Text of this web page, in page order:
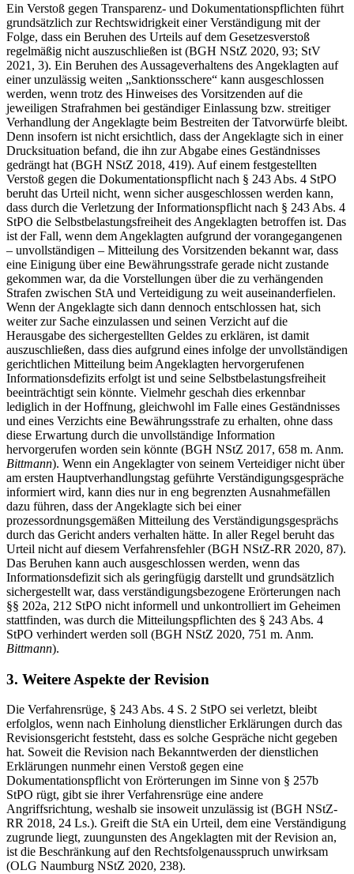
Ein Verstoß gegen Transparenz- und Dokumentationspflichten führt
grundsätzlich zur Rechtswidrigkeit einer Verständigung mit der
Folge, dass ein Beruhen des Urteils auf dem Gesetzesverstoß
regelmäßig nicht auszuschließen ist (BGH NStZ 2020, 93; StV
2021, 3). Ein Beruhen des Aussageverhaltens des Angeklagten auf
einer unzulässig weiten „Sanktionsschere“ kann ausgeschlossen
werden, wenn trotz des Hinweises des Vorsitzenden auf die
jeweiligen Strafrahmen bei geständiger Einlassung bzw. streitiger
Verhandlung der Angeklagte beim Bestreiten der Tatvorwürfe bleibt.
Denn insofern ist nicht ersichtlich, dass der Angeklagte sich in einer
Drucksituation befand, die ihn zur Abgabe eines Geständnisses
gedrängt hat (BGH NStZ 2018, 419). Auf einem festgestellten
Verstoß gegen die Dokumentationspflicht nach § 243 Abs. 4 StPO
beruht das Urteil nicht, wenn sicher ausgeschlossen werden kann,
dass durch die Verletzung der Informationspflicht nach § 243 Abs. 4
StPO die Selbstbelastungsfreiheit des Angeklagten betroffen ist. Das
ist der Fall, wenn dem Angeklagten aufgrund der vorangegangenen
– unvollständigen – Mitteilung des Vorsitzenden bekannt war, dass
eine Einigung über eine Bewährungsstrafe gerade nicht zustande
gekommen war, da die Vorstellungen über die zu verhängenden
Strafen zwischen StA und Verteidigung zu weit auseinanderfielen.
Wenn der Angeklagte sich dann dennoch entschlossen hat, sich
weiter zur Sache einzulassen und seinen Verzicht auf die
Herausgabe des sichergestellten Geldes zu erklären, ist damit
auszuschließen, dass dies aufgrund eines infolge der unvollständigen
gerichtlichen Mitteilung beim Angeklagten hervorgerufenen
Informationsdefizits erfolgt ist und seine Selbstbelastungsfreiheit
beeinträchtigt sein könnte. Vielmehr geschah dies erkennbar
lediglich in der Hoffnung, gleichwohl im Falle eines Geständnisses
und eines Verzichts eine Bewährungsstrafe zu erhalten, ohne dass
diese Erwartung durch die unvollständige Information
hervorgerufen worden sein könnte (BGH NStZ 2017, 658 m. Anm.
Bittmann). Wenn ein Angeklagter von seinem Verteidiger nicht über
am ersten Hauptverhandlungstag geführte Verständigungsgespräche
informiert wird, kann dies nur in eng begrenzten Ausnahmefällen
dazu führen, dass der Angeklagte sich bei einer
prozessordnungsgemäßen Mitteilung des Verständigungsgesprächs
durch das Gericht anders verhalten hätte. In aller Regel beruht das
Urteil nicht auf diesem Verfahrensfehler (BGH NStZ-RR 2020, 87).
Das Beruhen kann auch ausgeschlossen werden, wenn das
Informationsdefizit sich als geringfügig darstellt und grundsätzlich
sichergestellt war, dass verständigungsbezogene Erörterungen nach
§§ 202a, 212 StPO nicht informell und unkontrolliert im Geheimen
stattfinden, was durch die Mitteilungspflichten des § 243 Abs. 4
StPO verhindert werden soll (BGH NStZ 2020, 751 m. Anm.
Bittmann).
3. Weitere Aspekte der Revision
Die Verfahrensrüge, § 243 Abs. 4 S. 2 StPO sei verletzt, bleibt
erfolglos, wenn nach Einholung dienstlicher Erklärungen durch das
Revisionsgericht feststeht, dass es solche Gespräche nicht gegeben
hat. Soweit die Revision nach Bekanntwerden der dienstlichen
Erklärungen nunmehr einen Verstoß gegen eine
Dokumentationspflicht von Erörterungen im Sinne von § 257b
StPO rügt, gibt sie ihrer Verfahrensrüge eine andere
Angriffsrichtung, weshalb sie insoweit unzulässig ist (BGH NStZ-
RR 2018, 24 Ls.). Greift die StA ein Urteil, dem eine Verständigung
zugrunde liegt, zuungunsten des Angeklagten mit der Revision an,
ist die Beschränkung auf den Rechtsfolgenausspruch unwirksam
(OLG Naumburg NStZ 2020, 238).